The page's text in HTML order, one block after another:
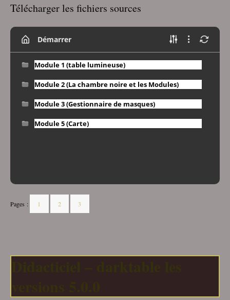
Télécharger les fichiers sources
Démarrer
Module 1 (table lumineuse)
Module 2 (La chambre noire et les Modules)
Module 3 (Gestionnaire de masques)
Module 5 (Carte)
Pages : 1 2 3